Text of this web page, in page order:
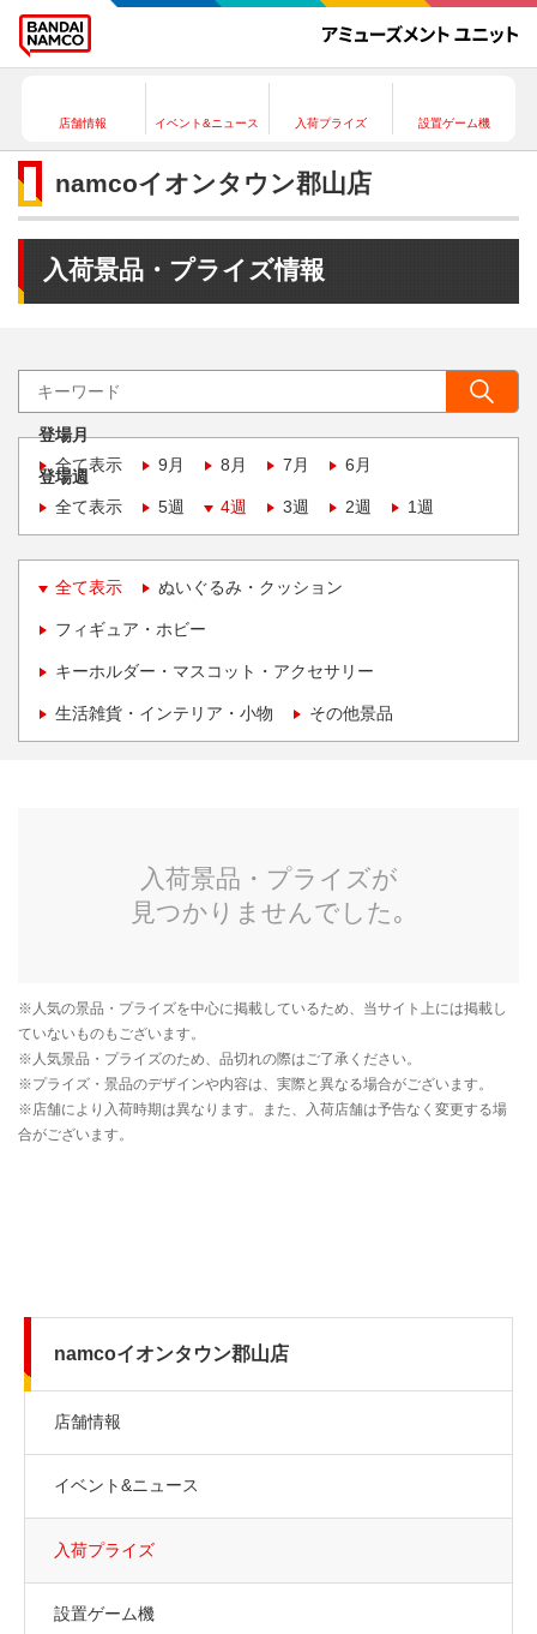
店舗情報 イベント&ニュース 入荷プライズ 設置ゲーム機
namcoイオンタウン郡山店
入荷景品・プライズ情報
登場月
全て表示
9月 8月 7月 6月
登場週
全て表示
5週 4週 3週 2週 1週
全て表示 ぬいぐるみ・クッション
フィギュア・ホビー
キーホルダー・マスコット・アクセサリー
生活雑貨・インテリア・小物 その他景品
namcoイオンタウン郡山店
店舗情報
イベント&ニュース
入荷プライズ
設置ゲーム機